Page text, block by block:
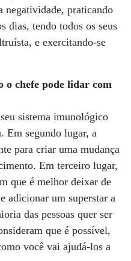
negatividade, praticando
dias, tendo todos os seus
e exercitando-se
o chefe pode lidar com
sistema imunológico
Em segundo lugar, a
para criar uma mudança
Em terceiro lugar,
que é melhor deixar de
adicionar um superstar a
das pessoas quer ser
que é possível,
você vai ajudá-los a